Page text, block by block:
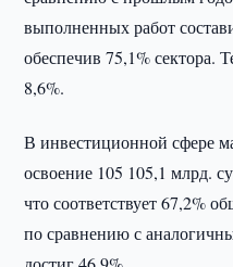
выполненных работ
обеспечив 75,1% сектора.
8,6%.
В инвестиционной сфере
освоение 105 105,1 млрд.
что соответствует 67,2%
по сравнению с